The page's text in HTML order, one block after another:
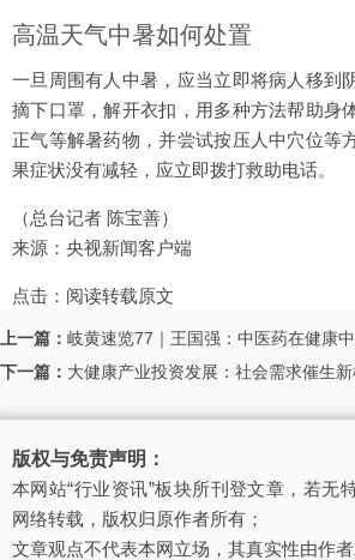
高温天气中暑如何处置
一旦周围有人中暑，应当立即将病人移到
摘下口罩，解开衣扣，用多种方法帮助身
正气等解暑药物，并尝试按压人中穴位等
果症状没有减轻，应立即拨打救助电话。
（总台记者 陈宝善）
来源：央视新闻客户端
点击： 阅读转载原文
上一篇： 岐黄速览77｜王国强：中医药在健康
下一篇： 大健康产业投资发展：社会需求催生
版权与免责声明：
本网站“行业资讯”板块所刊登文章，若无
网络转载，版权归原作者所有；
文章观点不代表本网立场，其真实性由作者